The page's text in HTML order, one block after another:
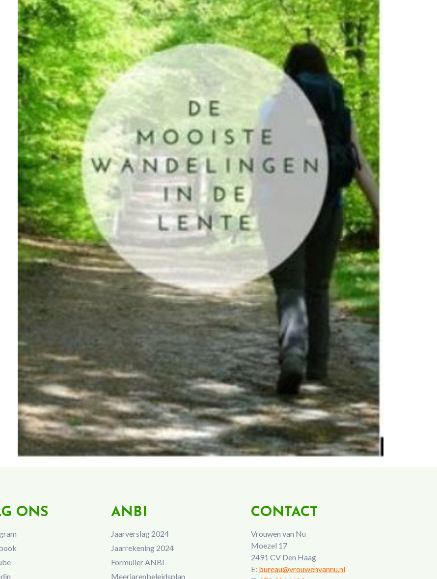
ONS ANBI
Jaarverslag 2024
Jaarrekening 2024
Formulier ANBI
Meerjarenbeleidsplan
CONTACT
Vrouwen van Nu
Moezel 17
2491 CV Den Haag
E: bureau@vrouwenvannu.nl